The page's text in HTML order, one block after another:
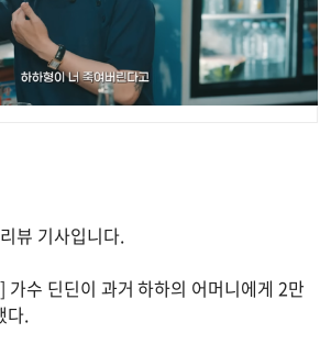
뷰 기사입니다.
가수 딘딘이 과거 하하의 어머니에게 2만
다.